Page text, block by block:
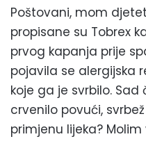
Poštovani, mom
propisane su Tobrex
prvog kapanja prije
pojavila se alergijska
koje ga je svrbilo.
crvenilo povući,
primjenu lijeka?